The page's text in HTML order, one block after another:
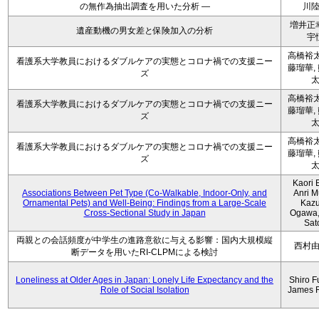
の無作為抽出調査を用いた分析 ―
川
遺産動機の男女差と保険加入の分析
増井正
宇
看護系大学教員におけるダブルケアの実態とコロナ禍での支援ニー
ズ
高橋裕
藤瑠華,
太
看護系大学教員におけるダブルケアの実態とコロナ禍での支援ニー
ズ
高橋裕
藤瑠華,
太
看護系大学教員におけるダブルケアの実態とコロナ禍での支援ニー
ズ
高橋裕
藤瑠華,
太
Associations Between Pet Type (Co-Walkable, Indoor-Only, and
Ornamental Pets) and Well-Being: Findings from a Large-Scale
Cross-Sectional Study in Japan
Kaori
Anri
両親との会話頻度が中学生の進路意欲に与える影響：国内大規模縦
断データを用いたRI-CLPMによる検討
西村
Loneliness at Older Ages in Japan: Lonely Life Expectancy and the
Role of Social Isolation
Shiro
James